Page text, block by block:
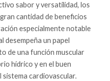
sabor y versatilidad, los
cantidad de beneficios
especialmente notable
desempeña un papel
de una función muscular
hídrico y en el buen
cardiovascular.